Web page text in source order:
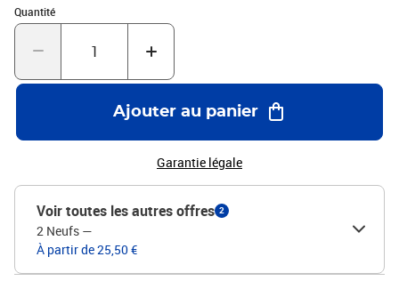
en extérieur comme les meubles de jardin et de patio, mais peut
également être utilisé à l’intérieur comme coussin de canapé
familial et coussin de siège de salon. De plus, c’est une belle
savoir :Le produit est emballé sous vide, il faut donc un certain
temps pour qu’il se dilate et reprenne sa forme d’origine.Couleur :
crèmeMatériau : tissu (100 % polyester)Matériau de remplissage :
fibre creuseDimensions : 70 x 40 x 12 cm (L x l x é)Imperméable
Quantité
Quantité : 1
Ajouter au panier
Garantie légale
Voir toutes les autres offres 2
2 Neufs —
À partir de 25,50 €